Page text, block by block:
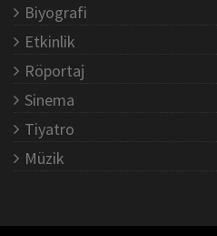
Biyografi
Etkinlik
Röportaj
Sinema
Tiyatro
Müzik